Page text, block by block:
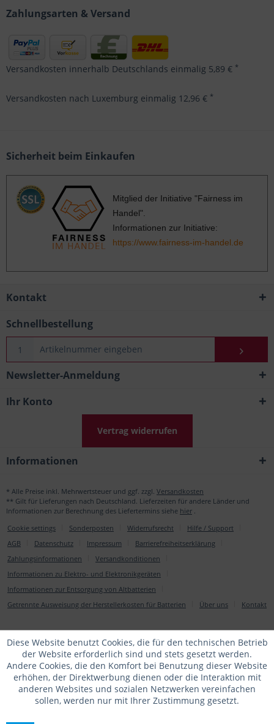
Zahlungsarten & Versand
Versandkosten innerhalb Deutschlands einmalig 5,89 € *
Versandkosten nach Luxemburg einmalig 12,96 € *
Sicherheit beim Einkaufen
Mitglied der Initiative "Fairness im
Handel".
Informationen zur Initiative:
https://www.fairness-im-handel.de
Kontakt
Schnellbestellung
Newsletter-Anmeldung
Ihr Konto
Vertrag widerrufen
Informationen
* Alle Preise inkl. Mehrwertsteuer und ggf. zzgl. Versandkosten
** Gilt für Lieferungen nach Deutschland. Lieferzeiten für andere Länder und
Informationen zur Berechnung des Liefertermins siehe hier
Cookie settings
Sonderposten Widerrufsrecht
Hilfe / Support
AGB
Datenschutz Impressum
Barrierefreiheitserklärung
Zahlungsinformationen
Versandkonditionen
Informationen zu Elektro- und Elektronikgeräten
Informationen zur Entsorgung von Altbatterien
Getrennte Ausweisung der Herstellerkosten für Batterien
Über uns Kontakt
Diese Website benutzt Cookies, die für den technischen Betrieb
der Website erforderlich sind und stets gesetzt werden.
Andere Cookies, die den Komfort bei Benutzung dieser Website
erhöhen, der Direktwerbung dienen oder die Interaktion mit
anderen Websites und sozialen Netzwerken vereinfachen
sollen, werden nur mit Ihrer Zustimmung gesetzt.